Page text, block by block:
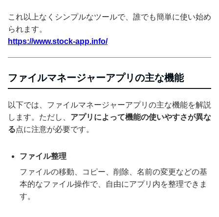
これ以上なくシンプルなツールで、誰でも簡単に使い始め
られます。
https://www.stock-app.info/
ファイルマネージャーアプリの主な機能
以下では、ファイルマネージャーアプリの主な機能を解説
します。ただし、 アプリによって機能の使いやすさが異な
る点に注意が必要です。
ファイル整理
ファイルの移動、コピー、削除、名前の変更などの基
本的なファイル操作で、自由にアプリ内を整理できま
す。